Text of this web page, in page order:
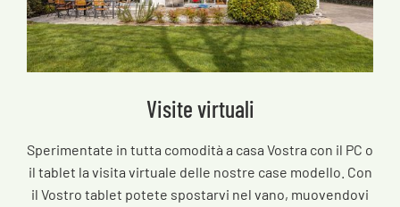
Visite virtuali
Sperimentate in tutta comodità a casa Vostra con il PC o
il tablet la visita virtuale delle nostre case modello. Con
il Vostro tablet potete spostarvi nel vano, muovendovi